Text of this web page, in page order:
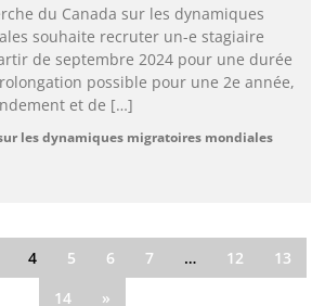
du Canada sur les dynamiques
souhaite recruter un-e stagiaire
de septembre 2024 pour une durée
possible pour une 2e année,
et de […]
les dynamiques migratoires mondiales
4 5 6 7 … 12
13
14
»